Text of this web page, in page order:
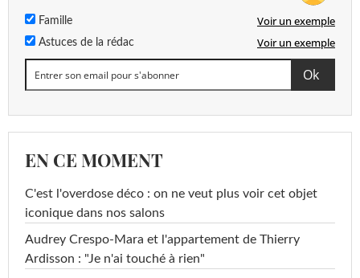
Famille Voir un exemple
Astuces de la rédac Voir un exemple
EN CE MOMENT
C'est l'overdose déco : on ne veut plus voir cet objet
iconique dans nos salons
Audrey Crespo-Mara et l'appartement de Thierry
Ardisson : "Je n'ai touché à rien"